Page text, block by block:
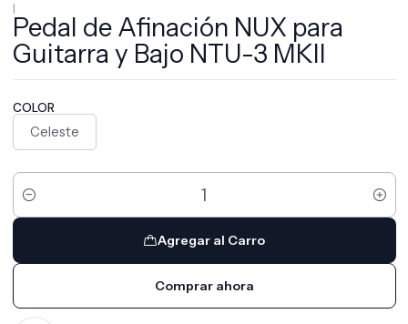
|
Pedal de Afinación NUX para
Guitarra y Bajo NTU-3 MKII
COLOR
Celeste
Cantidad
Agregar al Carro
Comprar ahora